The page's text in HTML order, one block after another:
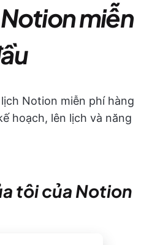
miễn
Notion miễn phí hàng
hoạch, lên lịch và năng
tôi của Notion